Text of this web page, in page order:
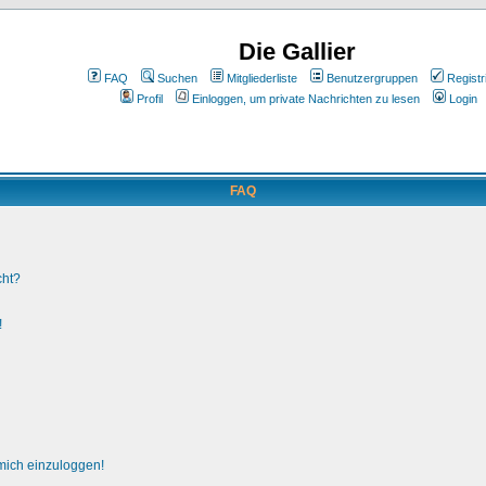
Die Gallier
FAQ Suchen Mitgliederliste Benutzergruppen
Profil
Einloggen, um private Nachrichten zu lesen Login
FAQ
einzuloggen!